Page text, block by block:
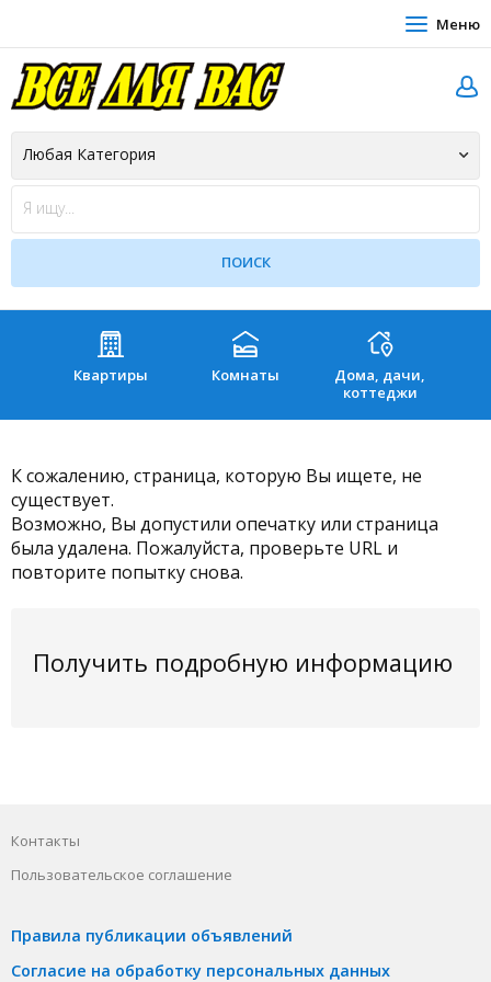
Меню
Квартиры Комнаты
Дома, дачи,
коттеджи
К сожалению, страница, которую Вы ищете, не
существует.
Возможно, Вы допустили опечатку или страница
была удалена. Пожалуйста, проверьте URL и
повторите попытку снова.
Получить подробную информацию
Контакты
Пользовательское соглашение
Правила публикации объявлений
Согласие на обработку персональных данных